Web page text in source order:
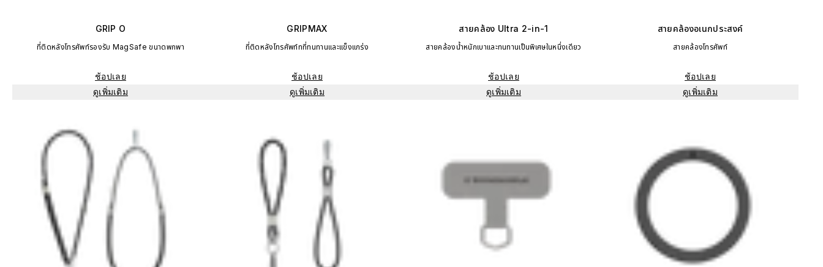
GRIP O
ที่ติดหลังโทรศัพท์รองรับ MagSafe ขนาดพกพา
ช้อปเลย
ดูเพิ่มเติม
GRIPMAX
ที่ติดหลังโทรศัพท์ทที่ทนทานและแข็งแกร่ง
ช้อปเลย
ดูเพิ่มเติม
สายคล้อง Ultra 2-in-1
สายคล้องน้ำหนักเบาและทนทานเป็นพิเศษในหนึ่งเดียว
ช้อปเลย
ดูเพิ่มเติม
สายคล้องอเนกประสงค์
สายคล้องโทรศัพท์
ช้อปเลย
ดูเพิ่มเติม